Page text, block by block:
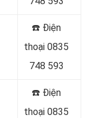
☎️ Điện
thoại 0835
748 593
☎️ Điện
thoại 0835